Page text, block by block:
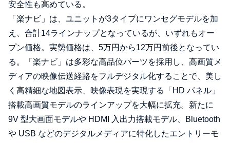
安全性も高めている。
「楽ナビ」は、ユニットが3タイプにワンセグモデルを加
え、合計14ラインナップとなっているが、いずれもオー
プン価格。実勢価格は、5万円から12万円前後となってい
る。「楽ナビ」は多彩な高品位パーツを採用し、高画質メ
ディアの映像伝送経路をフルデジタル化することで、美し
く高精細な地図表示、映像表現を実現する「HD パネル」
搭載高画質モデルのラインアップを大幅に拡充。新たに
9V 型大画面モデルや HDMI 入出力搭載モデル、Bluetooth
や USB などのデジタルメディアに特化したエントリーモ